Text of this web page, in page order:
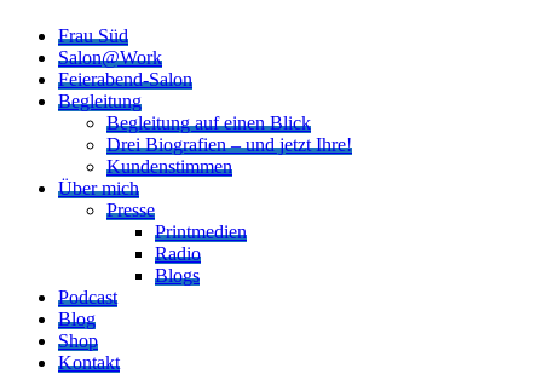
Frau Süd
Salon@Work
Feierabend-Salon
Begleitung
Begleitung auf einen Blick
Drei Biografien – und jetzt Ihre!
Kundenstimmen
Über mich
Presse
Printmedien
Radio
Blogs
Podcast
Blog
Shop
Kontakt